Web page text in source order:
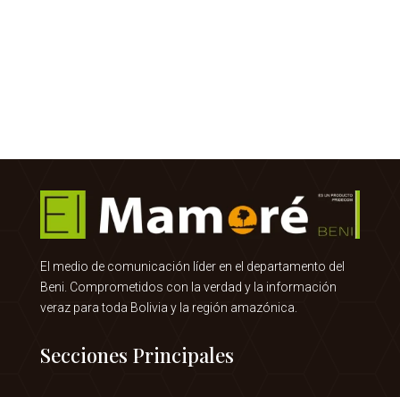
El medio de comunicación líder en el departamento del
Beni. Comprometidos con la verdad y la información
veraz para toda Bolivia y la región amazónica.
Secciones Principales